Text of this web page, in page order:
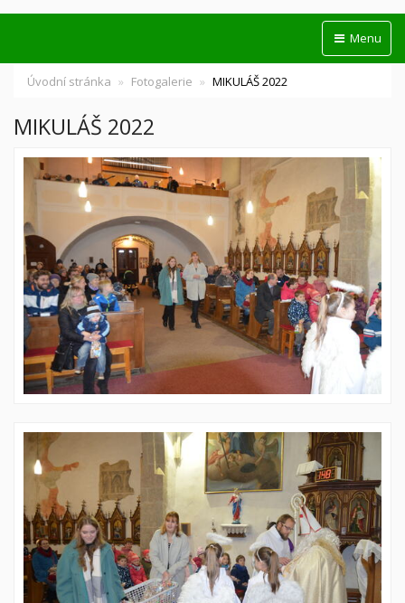
Menu
Úvodní stránka Fotogalerie MIKULÁŠ 2022
MIKULÁŠ 2022